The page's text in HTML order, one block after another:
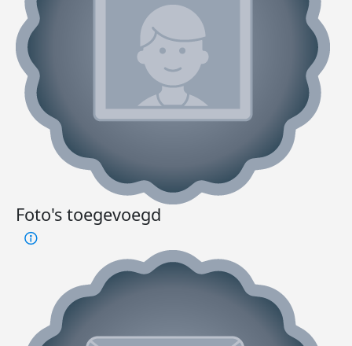
Foto's toegevoegd